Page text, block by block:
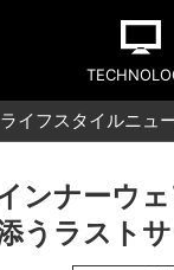
ライフスタイルニュ
ンナーウ
うラスト